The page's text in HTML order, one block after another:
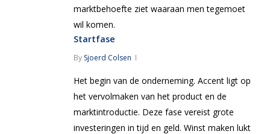
marktbehoefte ziet waaraan men tegemoet
wil komen.
Startfase
By Sjoerd Colsen
Het begin van de onderneming. Accent ligt op
het vervolmaken van het product en de
marktintroductie. Deze fase vereist grote
investeringen in tijd en geld. Winst maken lukt